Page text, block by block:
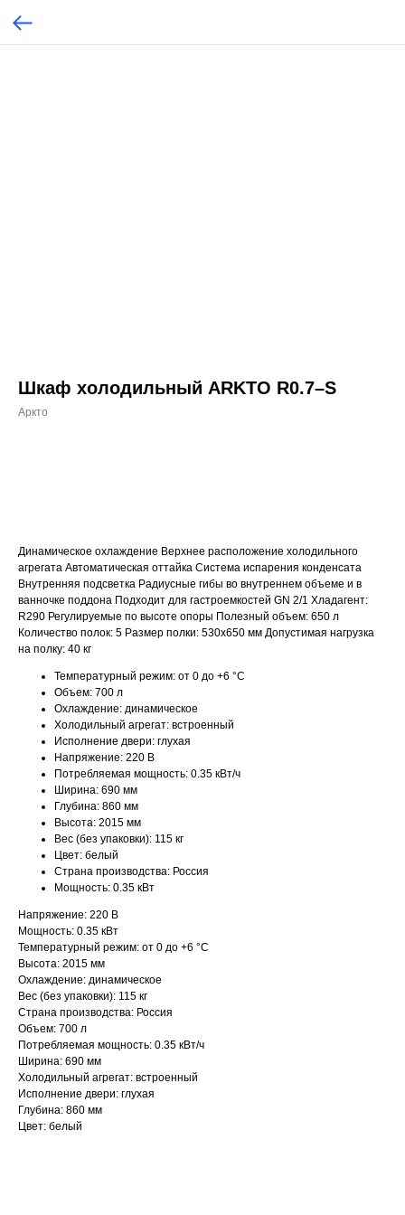
Шкаф холодильный ARKTO R0.7–S
Аркто
Динамическое охлаждение Верхнее расположение холодильного
агрегата Автоматическая оттайка Система испарения конденсата
Внутренняя подсветка Радиусные гибы во внутреннем объеме и в
ванночке поддона Подходит для гастроемкостей GN 2/1 Хладагент:
R290 Регулируемые по высоте опоры Полезный объем: 650 л
Количество полок: 5 Размер полки: 530х650 мм Допустимая нагрузка
на полку: 40 кг
Температурный режим: от 0 до +6 °C
Объем: 700 л
Охлаждение: динамическое
Холодильный агрегат: встроенный
Исполнение двери: глухая
Напряжение: 220 В
Потребляемая мощность: 0.35 кВт/ч
Ширина: 690 мм
Глубина: 860 мм
Высота: 2015 мм
Вес (без упаковки): 115 кг
Цвет: белый
Страна производства: Россия
Мощность: 0.35 кВт
Напряжение: 220 В
Мощность: 0.35 кВт
Температурный режим: от 0 до +6 °C
Высота: 2015 мм
Охлаждение: динамическое
Вес (без упаковки): 115 кг
Страна производства: Россия
Объем: 700 л
Потребляемая мощность: 0.35 кВт/ч
Ширина: 690 мм
Холодильный агрегат: встроенный
Исполнение двери: глухая
Глубина: 860 мм
Цвет: белый